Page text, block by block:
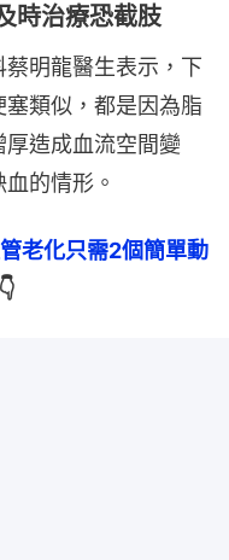
時治療恐截肢
明龍醫生表示，下
類似，都是因為脂
造成血流空間變
的情形。
老化只需2個簡單動